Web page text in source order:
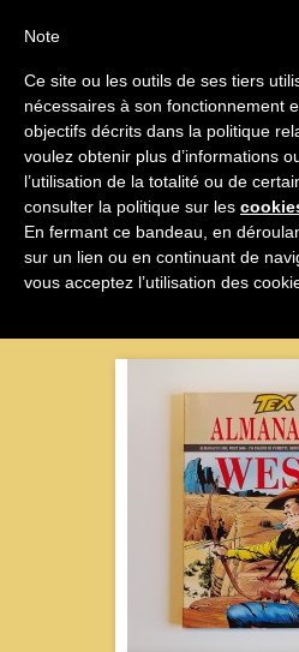

Occidental
Nom, A à Z
Note
Ce site ou les outils de ses tiers
nécessaires à son fonctionnement
objectifs décrits dans la politique
voulez obtenir plus d’informations
l’utilisation de la totalité ou de
consulter la politique sur les
En fermant ce bandeau, en
sur un lien ou en continuant de
vous acceptez l’utilisation des